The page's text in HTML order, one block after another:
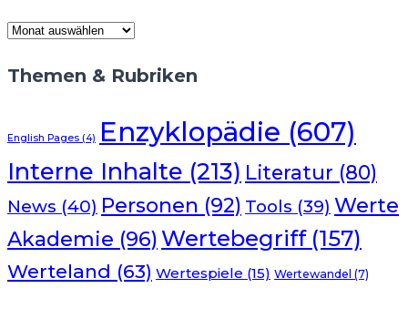
News-
Themen & Rubriken
English Pages (4) Enzyklopädie (607)
Interne Inhalte (213) Literatur (80)
News (40) Personen (92) Tools (39) Werte
Akademie (96) Wertebegriff(157)
Werteland (63) Wertespiele (15) Wertewandel (7)